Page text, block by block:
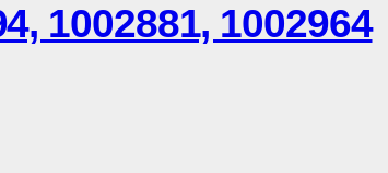
1002881, 1002964